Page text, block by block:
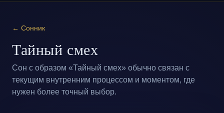
← Сонник
Тайный смех
Сон с образом «Тайный смех» обычно связан с
текущим внутренним процессом и моментом, где
нужен более точный выбор.